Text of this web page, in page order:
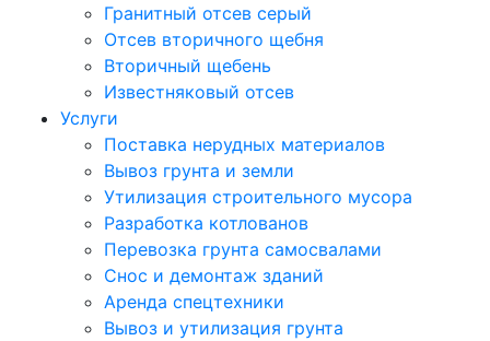
Гранитный отсев серый
Отсев вторичного щебня
Вторичный щебень
Известняковый отсев
Услуги
Поставка нерудных материалов
Вывоз грунта и земли
Утилизация строительного мусора
Разработка котлованов
Перевозка грунта самосвалами
Снос и демонтаж зданий
Аренда спецтехники
Вывоз и утилизация грунта